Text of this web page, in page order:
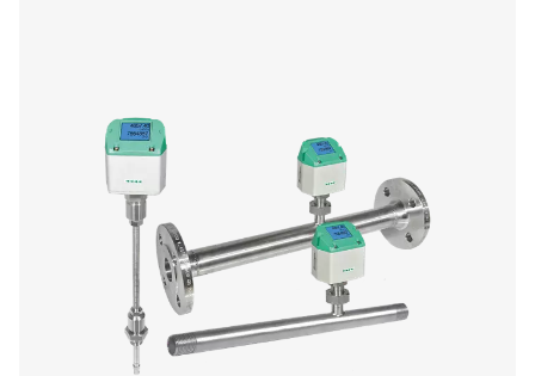
Diagramoptagere giver kontinuerlig sporing og
nøgleparametre som tryk, temperatur og
trykluftsystemer. Ved visuelt at vise systemets
hjælper de operatørerne med at overvåge forhold,
tendenser og opdage potentielle problemer, før de
enheder er afgørende i brancher, der kræver præcis
luftkvaliteten og overholdelse af lovgivningen,
produktion, medicinalvarer og føde- og